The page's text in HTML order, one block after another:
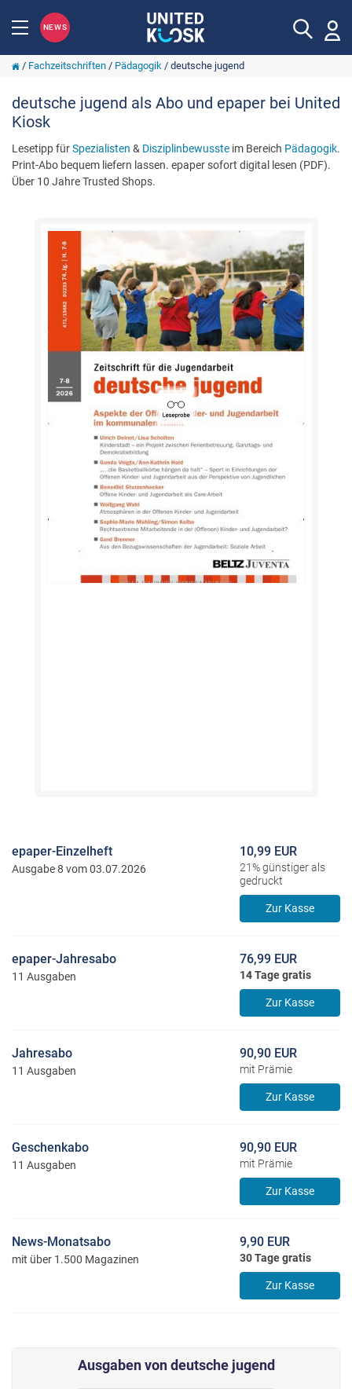
NEWS
/ Fachzeitschriften/ Pädagogik/ deutsche jugend
deutsche jugend als Abo und epaper bei United
Kiosk
Lesetipp fürSpezialisten & Disziplinbewusste im Bereich Pädagogik.
Print-Abo bequem liefern lassen. epaper sofort digital lesen (PDF).
Über 10 Jahre Trusted Shops.
epaper-Einzelheft
Ausgabe 8 vom 03.07.2026
10,99 EUR
21% günstiger als
gedruckt
Zur Kasse
epaper-Jahresabo
11 Ausgaben
76,99 EUR
14 Tage gratis
Zur Kasse
Jahresabo
11 Ausgaben
90,90 EUR
mit Prämie
Zur Kasse
Geschenkabo
11 Ausgaben
90,90 EUR
mit Prämie
Zur Kasse
News-Monatsabo
mit über 1.500 Magazinen
9,90 EUR
30 Tage gratis
Zur Kasse
Ausgaben von deutsche jugend